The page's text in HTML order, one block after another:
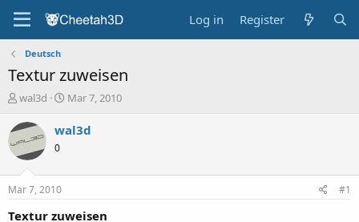
Log in Register
Deutsch
Textur zuweisen
T
r
e
a
t
a
wal3d
S
a
e
Mar 7, 2010
wal3d
0
Mar 7, 2010 #1
Textur zuweisen